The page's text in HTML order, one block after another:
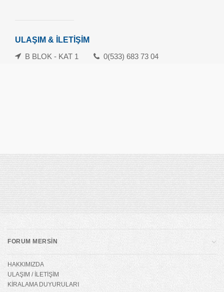
ULAŞIM & İLETİŞİM
B BLOK - KAT 1
0(533) 683 73 04
İletişim: 0324 239 10 70
Havamaş Servis Saatleri
FORUM MERSİN
HAKKIMIZDA
ULAŞIM / İLETİŞİM
KİRALAMA DUYURULARI